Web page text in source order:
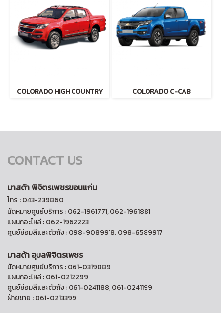
COLORADO HIGH COUNTRY COLORADO C-CAB
CONTACT US
มาสด้า พิจิตรเพชรขอนแก่น
โทร : 043-239860
นัดหมายศูนย์บริการ : 062-1961771, 062-1961881
แผนกอะไหล่ : 062-1962223
ศูนย์ซ่อมสีและตัวถัง : 098-9089918, 098-6589917
มาสด้า อุบลพิจิตรเพชร
นัดหมายศูนย์บริการ : 061-0319889
แผนกอะไหล่ : 061-0212299
ศูนย์ซ่อมสีและตัวถัง : 061-0241188, 061-0241199
ฝ่ายขาย : 061-0213399